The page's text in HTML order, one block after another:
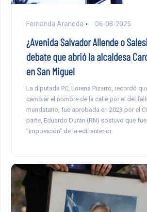
Fernanda Araneda 06-08-2025
¿Avenida Salvador Allende o
debate que abrió la alcaldesa
en San Miguel
La diputada PC, Lorena Pizarro, recordó
cambiar el nombre de la calle por el del
mandatario, fue aprobada en 2023 por el
parte, Eduardo Durán (RN) sostuvo que fue
“imposición” de la edil anterior.